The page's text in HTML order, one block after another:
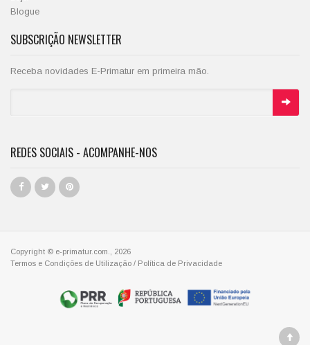
Blogue
SUBSCRIÇÃO NEWSLETTER
Receba novidades E-Primatur em primeira mão.
REDES SOCIAIS - ACOMPANHE-NOS
Copyright © e-primatur.com., 2026
Termos e Condições de Utilização / Política de Privacidade